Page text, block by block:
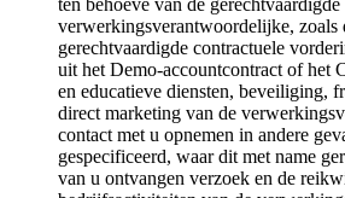
ten behoeve van de
verwerkingsverantwoordelijke, zoals
gerechtvaardigde contractuele
uit het Demo-accountcontract of het
en educatieve diensten, beveiliging,
direct marketing van de
contact met u opnemen in andere
gespecificeerd, waar dit met name
van u ontvangen verzoek en de